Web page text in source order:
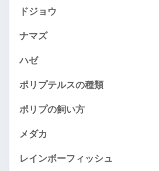
ドジョウ
ナマズ
ハゼ
ポリプテルスの種類
ポリプの飼い方
メダカ
レインボーフィッシュ